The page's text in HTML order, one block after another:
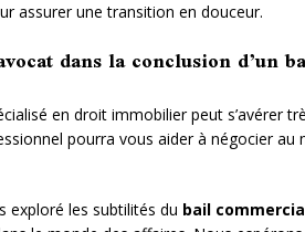
assurer une transition en douceur.
dans la conclusion d’un
en droit immobilier peut s’avérer
pourra vous aider à négocier
exploré les subtilités du bail